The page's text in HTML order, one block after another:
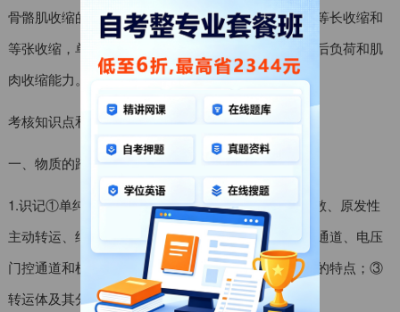
骨骼肌收缩的主要形式和影响因素：主要收缩形式：等长收缩和
等张收缩，单收缩和强直收缩；影响因素：前负荷、后负荷和肌
肉收缩能力。
考核知识点和考核要求
一、物质的跨膜转运
1.识记①单纯扩散、经载体易化扩散、经通道易化扩散、原发性
主动转运、继发性主动转运、人胞、出胞、化学门控通道、电压
门控通道和机械门控通道的定义；②经载体易化扩散的特点；③
转运体及其分类。